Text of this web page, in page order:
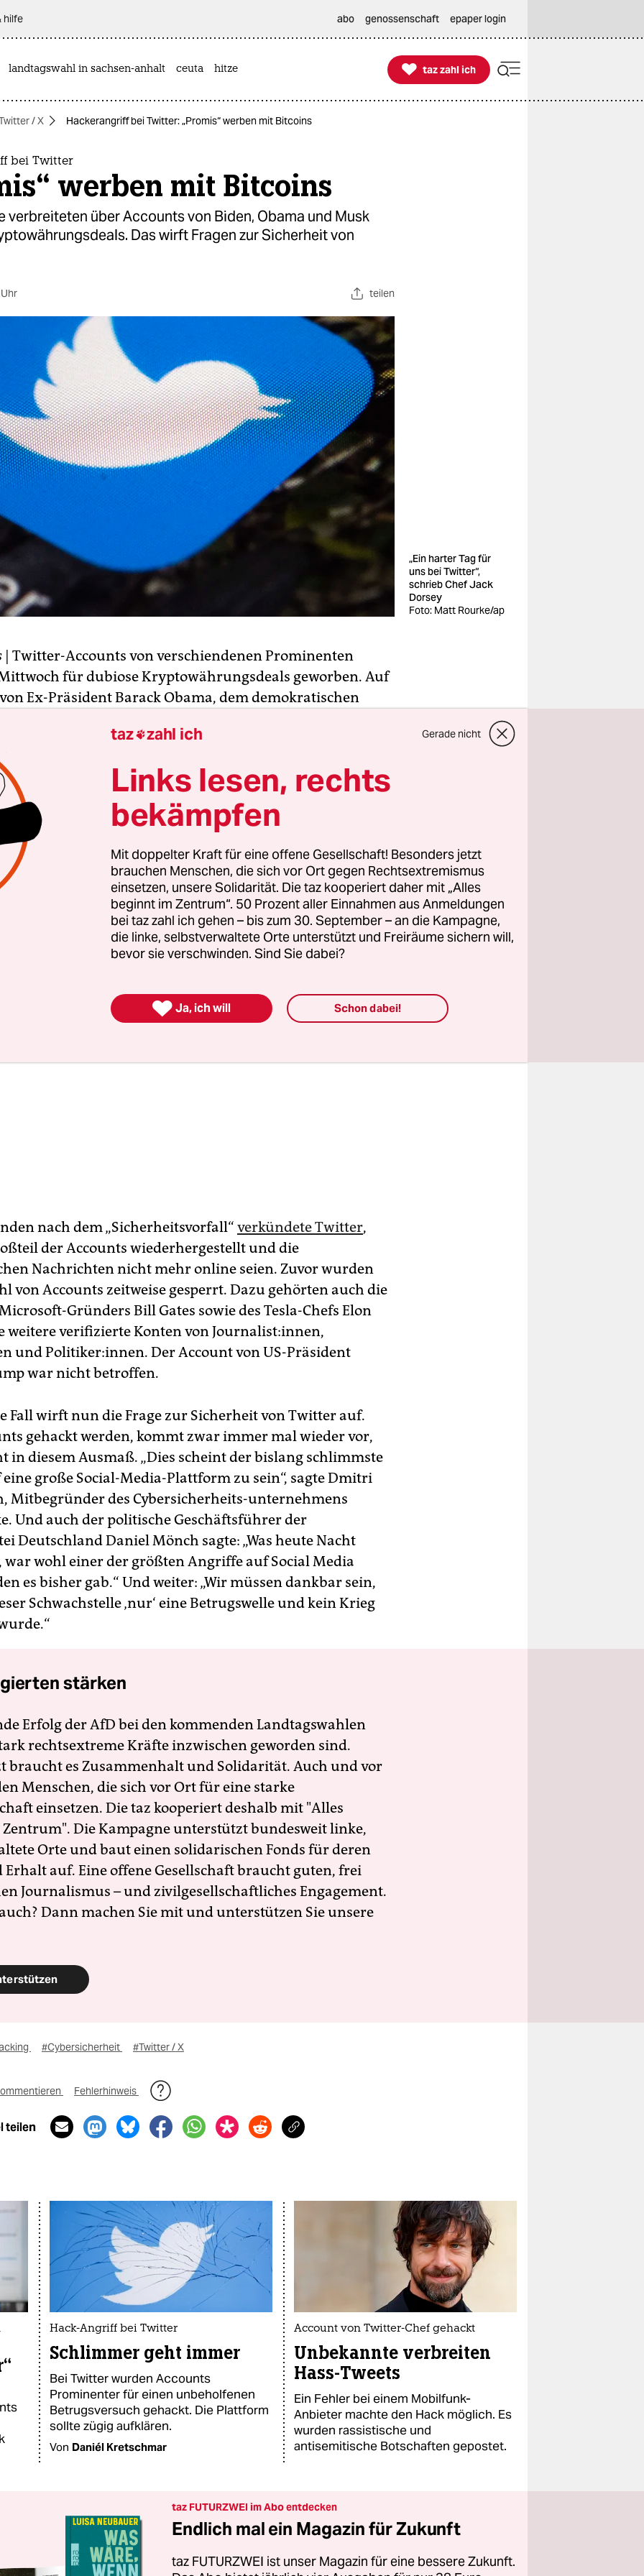
hilfe abo genossenschaft epaper login
landtagswahl in sachsen-anhalt ceuta hitze 
taz zahl ich
taz zahl ich
/ X Hackerangriff bei Twitter: „Promis“ werben mit Bitcoins
bei Twitter
werben mit Bitcoins
verbreiteten über Accounts von Biden, Obama und Musk
Das wirft Fragen zur Sicherheit von
teilen
„Ein harter Tag für
uns bei Twitter“,
schrieb Chef Jack
Dorsey
Foto: Matt Rourke/ap
| Twitter-Accounts von verschiendenen Prominenten
für dubiose Kryptowährungsdeals geworben. Auf
Ex-Präsident Barack Obama, dem demokratischen
versprochen, dass eingeschickte Bitcoins doppelt
werden.
Hack der Twitter-Accounts zahlreicher Prominenter
wie Apple und Uber, steckt, ist zum jetzigen
geklärt. Twitter-Gründer und Chef des Unternehmens,
versprach am Mittwochabend Aufklärung und die
ausführlich zu darüber zu informieren. „Wir alle
dies passiert ist“, schrieb er. „Ein harter Tag für uns bei
nach dem „Sicherheitsvorfall“ verkündete Twitter,
der Accounts wiederhergestellt und die
Nachrichten nicht mehr online seien. Zuvor wurden
von Accounts zeitweise gesperrt. Dazu gehörten auch die
Gründers Bill Gates sowie des Tesla-Chefs Elon
weitere verifizierte Konten von Journalist:innen,
und Politiker:innen. Der Account von US-Präsident
war nicht betroffen.
Fall wirft nun die Frage zur Sicherheit von Twitter auf.
gehackt werden, kommt zwar immer mal wieder vor,
in diesem Ausmaß. „Dies scheint der bislang schlimmste
große Social-Media-Plattform zu sein“, sagte Dmitri
Mitbegründer des Cybersicherheits-unternehmens
Und auch der politische Geschäftsführer der
Deutschland Daniel Mönch sagte: „Was heute Nacht
war wohl einer der größten Angriffe auf Social Media
es bisher gab.“ Und weiter: „Wir müssen dankbar sein,
Schwachstelle ‚nur‘ eine Betrugswelle und kein Krieg
stärken
Erfolg der AfD bei den kommenden Landtagswahlen
rechtsextreme Kräfte inzwischen geworden sind.
braucht es Zusammenhalt und Solidarität. Auch und vor
Menschen, die sich vor Ort für eine starke
einsetzen. Die taz kooperiert deshalb mit "Alles
Die Kampagne unterstützt bundesweit linke,
Orte und baut einen solidarischen Fonds für deren
Erhalt auf. Eine offene Gesellschaft braucht guten, frei
Journalismus – und zivilgesellschaftliches Engagement.
Dann machen Sie mit und unterstützen Sie unsere
#Cybersicherheit #Twitter / X
Fehlerhinweis
teilen
Hack-Angriff bei Twitter
Schlimmer geht immer
Bei Twitter wurden Accounts
Prominenter für einen unbeholfenen
Betrugsversuch gehackt. Die Plattform
sollte zügig aufklären.
Von Daniél Kretschmar
Account von Twitter-Chef gehackt
Unbekannte verbreiten
Hass-Tweets
Ein Fehler bei einem Mobilfunk-
Anbieter machte den Hack möglich. Es
wurden rassistische und
antisemitische Botschaften gepostet.
taz FUTURZWEI im Abo entdecken
Endlich mal ein Magazin für Zukunft
taz FUTURZWEI ist unser Magazin für eine bessere Zukunft.
taz zahl ich Gerade nicht
Links lesen, rechts
bekämpfen
Mit doppelter Kraft für eine offene Gesellschaft! Besonders jetzt
brauchen Menschen, die sich vor Ort gegen Rechtsextremismus
einsetzen, unsere Solidarität. Die taz kooperiert daher mit „Alles
beginnt im Zentrum“. 50 Prozent aller Einnahmen aus Anmeldungen
bei taz zahl ich gehen – bis zum 30. September – an die Kampagne,
die linke, selbstverwaltete Orte unterstützt und Freiräume sichern will,
bevor sie verschwinden. Sind Sie dabei?
 Ja, ich will Schon dabei!